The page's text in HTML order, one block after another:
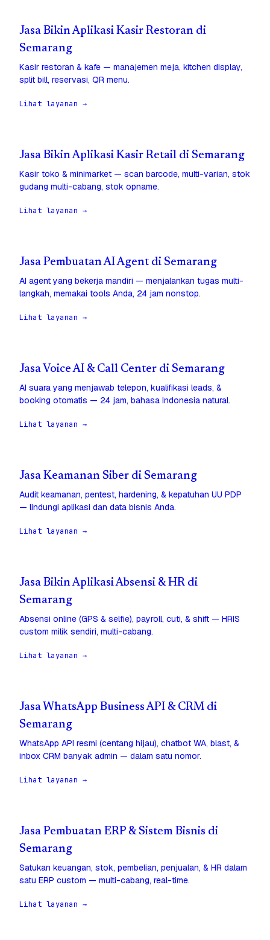
Jasa Bikin Aplikasi Kasir Restoran di
Semarang
Kasir restoran & kafe — manajemen meja, kitchen display,
split bill, reservasi, QR menu.
Lihat layanan →
Jasa Bikin Aplikasi Kasir Retail di Semarang
Kasir toko & minimarket — scan barcode, multi-varian, stok
gudang multi-cabang, stok opname.
Lihat layanan →
Jasa Pembuatan AI Agent di Semarang
AI agent yang bekerja mandiri — menjalankan tugas multi-
langkah, memakai tools Anda, 24 jam nonstop.
Lihat layanan →
Jasa Voice AI & Call Center di Semarang
AI suara yang menjawab telepon, kualifikasi leads, &
booking otomatis — 24 jam, bahasa Indonesia natural.
Lihat layanan →
Jasa Keamanan Siber di Semarang
Audit keamanan, pentest, hardening, & kepatuhan UU PDP
— lindungi aplikasi dan data bisnis Anda.
Lihat layanan →
Jasa Bikin Aplikasi Absensi & HR di
Semarang
Absensi online (GPS & selfie), payroll, cuti, & shift — HRIS
custom milik sendiri, multi-cabang.
Lihat layanan →
Jasa WhatsApp Business API & CRM di
Semarang
WhatsApp API resmi (centang hijau), chatbot WA, blast, &
inbox CRM banyak admin — dalam satu nomor.
Lihat layanan →
Jasa Pembuatan ERP & Sistem Bisnis di
Semarang
Satukan keuangan, stok, pembelian, penjualan, & HR dalam
satu ERP custom — multi-cabang, real-time.
Lihat layanan →